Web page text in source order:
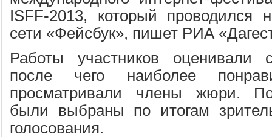
ISFF-2013, который проводился
сети «Фейсбук», пишет РИА
Работы участников оценивали
после чего наиболее
просматривали члены жюри.
были выбраны по итогам
голосования.